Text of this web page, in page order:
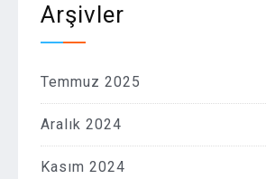
Arşivler
Temmuz 2025
Aralık 2024
Kasım 2024